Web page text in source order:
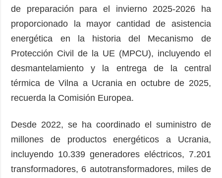
de preparación para el invierno 2025-2026 ha
proporcionado la mayor cantidad de asistencia
energética en la historia del Mecanismo de
Protección Civil de la UE (MPCU), incluyendo el
desmantelamiento y la entrega de la central
térmica de Vilna a Ucrania en octubre de 2025,
recuerda la Comisión Europea.
Desde 2022, se ha coordinado el suministro de
millones de productos energéticos a Ucrania,
incluyendo 10.339 generadores eléctricos, 7.201
transformadores, 6 autotransformadores, miles de